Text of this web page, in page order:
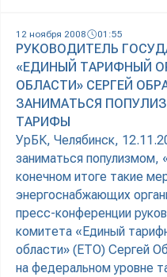
12 ноября 2008 01:55
РУКОВОДИТЕЛЬ
«ЕДИНЫЙ ТАРИФНЫЙ
ОБЛАСТИ» СЕРГЕЙ
ЗАНИМАТЬСЯ
ТАРИФЫ
УрБК, Челябинск,
заниматься популизмом,
конечном итоге такие
энергоснабжающих
пресс-конференции
комитета «Единый
области» (ЕТО) Сергей
на федеральном уровне